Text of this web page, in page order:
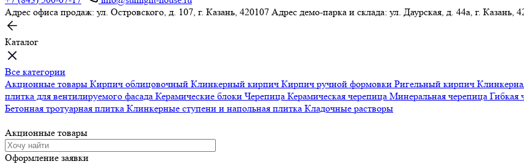
Адрес офиса продаж: ул. Островского, д. 107, г. Казань, 420107 Адрес демо-парка и склада: ул. Даурская, д. 44а, г. Казань,
Каталог
Все категории
Акционные товары Кирпич облицовочный Клинкерный кирпич Кирпич ручной формовки Ригельный кирпич
плитка для вентилируемого фасада Керамические блоки Черепица Керамическая черепица Минеральная черепица Гибкая
Бетонная тротуарная плитка Клинкерные ступени и напольная плитка Кладочные растворы
Акционные товары
Оформление заявки